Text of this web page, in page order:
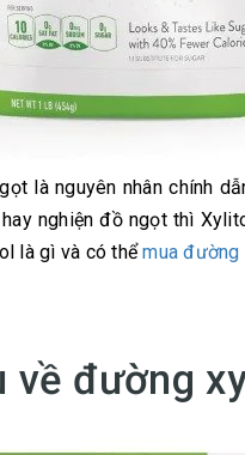
là nguyên nhân chính
nghiện đồ ngọt thì
là gì và có thểmua
về đường